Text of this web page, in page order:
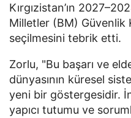
Kırgızistan’ın
Milletler (BM) Güvenlik
seçilmesini tebrik etti.
Zorlu, "Bu başarı ve
dünyasının küresel
yeni bir göstergesidir.
yapıcı tutumu ve